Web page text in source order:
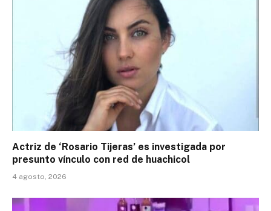
Actriz de ‘Rosario Tijeras’ es investigada por
presunto vínculo con red de huachicol
4 agosto, 2026